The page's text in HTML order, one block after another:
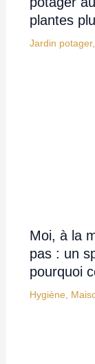
plantes
Jardin potager,
Moi, à la
pas : un
pourquoi
Hygiène